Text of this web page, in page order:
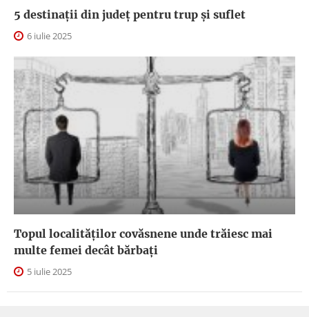
5 destinații din județ pentru trup și suflet
6 iulie 2025
Topul localităților covăsnene unde trăiesc mai
multe femei decât bărbați
5 iulie 2025